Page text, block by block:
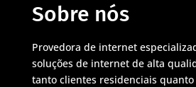
Sobre nós
Provedora de internet
soluções de internet de alta
tanto clientes residenciais